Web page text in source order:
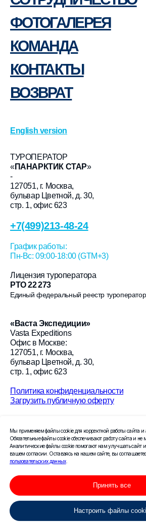
ФОТОГАЛЕРЕЯ
КОМАНДА
КОНТАКТЫ
ВОЗВРАТ
English version
ТУРОПЕРАТОР
«ПАНАРКТИК СТАР»
-
127051, г. Москва,
бульвар Цветной, д. 30,
стр. 1, офис 623
+7(499)213-48-24
График работы:
Пн-Вс: 09:00-18:00 (GTM+3)
Лицензия туроператора
РТО 22 273
Единый федеральный реестр
« Васта Экспедиции»
Vasta Expeditions
Офис в Москве:
127051, г. Москва,
бульвар Цветной, д. 30,
стр. 1, офис 623
Политика конфиденциальности
Загрузить публичную оферту
Создание сайта Leto.Website
Поисковое продвижение сайта —
Мы применяем файлы cookie для корректной работы сайта и
Обязательные файлы cookie обеспечивают работу сайта и не
Аналитические файлы cookie помогают нам улучшать сайт
вашем согласии. Оставаясь на нашем сайте, вы
пользовательских данных.
Принять все
Настроить файлы